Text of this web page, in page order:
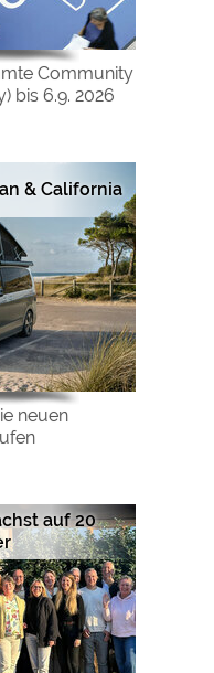
Community
bis 6.9. 2026
& California
neuen
auf 20